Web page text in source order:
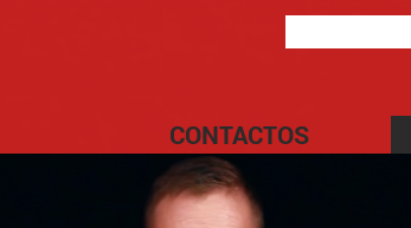
CONTACTOS